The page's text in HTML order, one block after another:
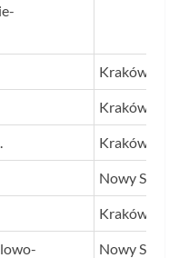
Kraków
Kraków
Kraków
Nowy Sącz
Kraków
Nowy Sącz